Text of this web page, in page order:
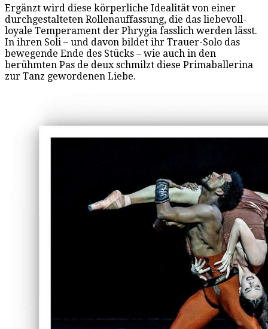
Ergänzt wird diese körperliche Idealität von einer
durchgestalteten Rollenauffassung, die das liebevoll-
loyale Temperament der Phrygia fasslich werden lässt.
In ihren Soli – und davon bildet ihr Trauer-Solo das
bewegende Ende des Stücks – wie auch in den
berühmten Pas de deux schmilzt diese Primaballerina
zur Tanz gewordenen Liebe.